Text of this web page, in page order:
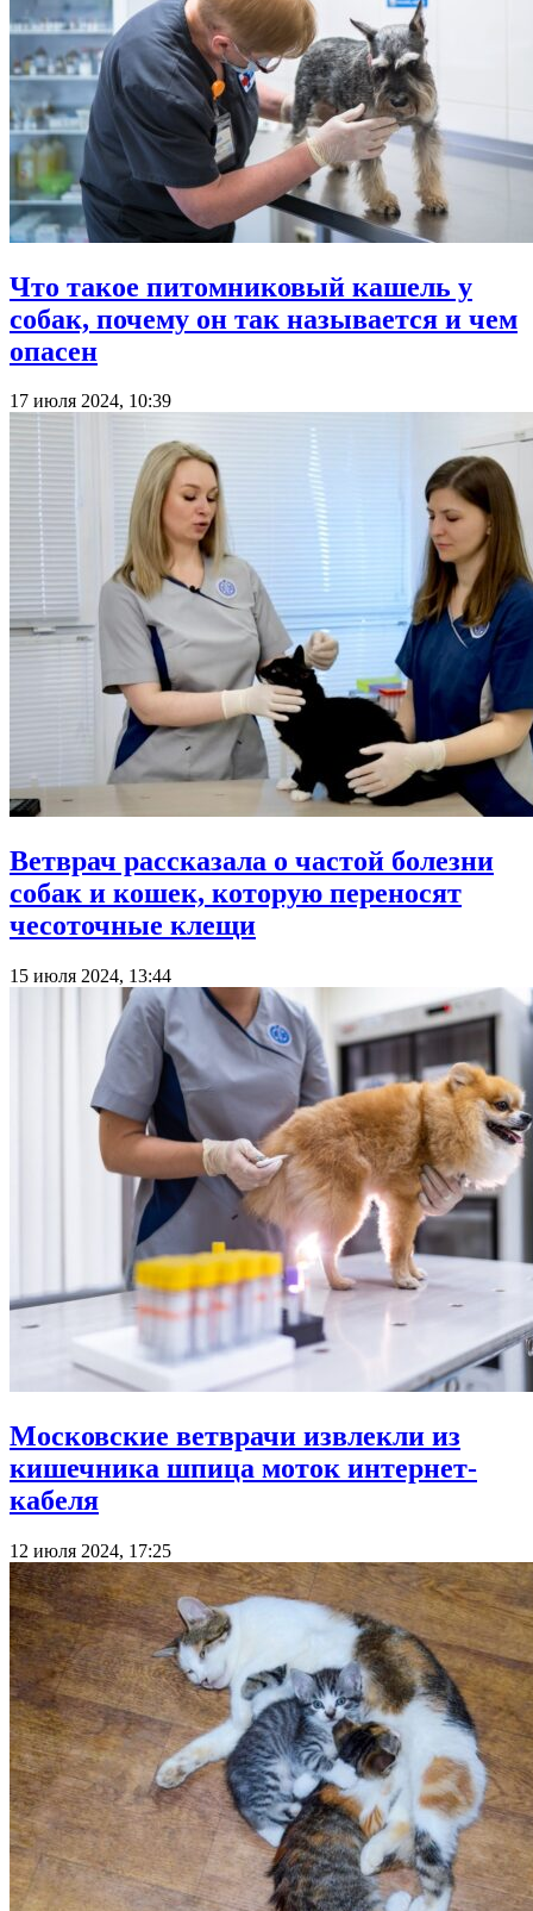
Что такое питомниковый кашель у
собак, почему он так называется и чем
опасен
17 июля 2024, 10:39
Ветврач рассказала о частой болезни
собак и кошек, которую переносят
чесоточные клещи
15 июля 2024, 13:44
Московские ветврачи извлекли из
кишечника шпица моток интернет-
кабеля
12 июля 2024, 17:25